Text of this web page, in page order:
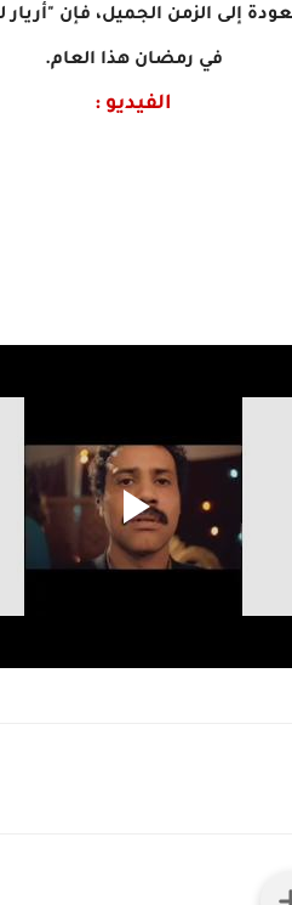
إلى الزمن الجميل، فإن
في رمضان هذا العام.
الفيديو :